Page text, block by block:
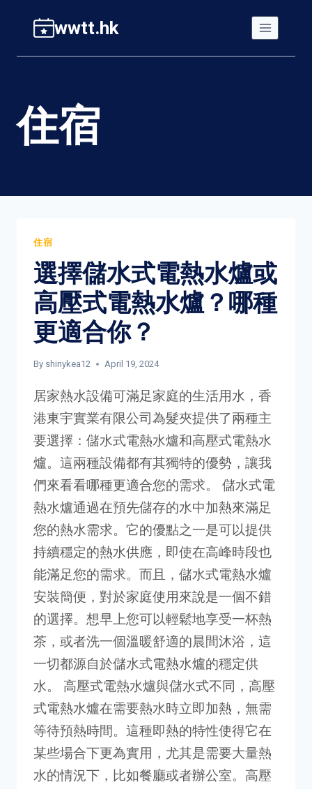
content
wwtt.hk
住宿
住宿
選擇儲水式電熱水爐或
高壓式電熱水爐？哪種
更適合你？
By shinykea12 April 19, 2024
居家熱水設備可滿足家庭的生活用水，香
港東宇實業有限公司為髮夾提供了兩種主
要選擇：儲水式電熱水爐和高壓式電熱水
爐。這兩種設備都有其獨特的優勢，讓我
們來看看哪種更適合您的需求。 儲水式電
熱水爐通過在預先儲存的水中加熱來滿足
您的熱水需求。它的優點之一是可以提供
持續穩定的熱水供應，即使在高峰時段也
能滿足您的需求。而且，儲水式電熱水爐
安裝簡便，對於家庭使用來說是一個不錯
的選擇。想早上您可以輕鬆地享受一杯熱
茶，或者洗一個溫暖舒適的晨間沐浴，這
一切都源自於儲水式電熱水爐的穩定供
水。 高壓式電熱水爐與儲水式不同，高壓
式電熱水爐在需要熱水時立即加熱，無需
等待預熱時間。這種即熱的特性使得它在
某些場合下更為實用，尤其是需要大量熱
水的情況下，比如餐廳或者辦公室。高壓